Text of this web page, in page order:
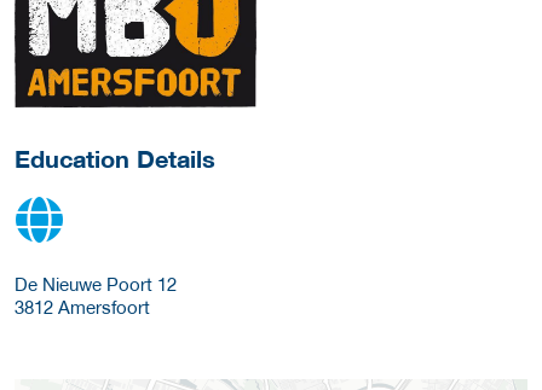
about this provider
Education Details
De Nieuwe Poort 12
3812 Amersfoort